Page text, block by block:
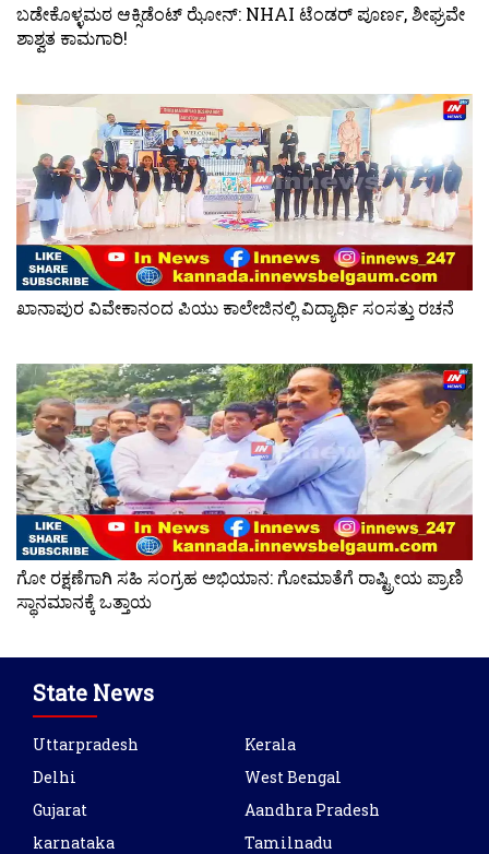
ಬಡೇಕೊಳ್ಳಮಠ ಆಕ್ಸಿಡೆಂಟ್ ಝೋನ್: NHAI ಟೆಂಡರ್ ಪೂರ್ಣ, ಶೀಘ್ರವೇ
ಶಾಶ್ವತ ಕಾಮಗಾರಿ!
ಖಾನಾಪುರ ವಿವೇಕಾನಂದ ಪಿಯು ಕಾಲೇಜಿನಲ್ಲಿ ವಿದ್ಯಾರ್ಥಿ ಸಂಸತ್ತು ರಚನೆ
ಗೋ ರಕ್ಷಣೆಗಾಗಿ ಸಹಿ ಸಂಗ್ರಹ ಅಭಿಯಾನ: ಗೋಮಾತೆಗೆ ರಾಷ್ಟ್ರೀಯ ಪ್ರಾಣಿ
ಸ್ಥಾನಮಾನಕ್ಕೆ ಒತ್ತಾಯ
State News
Uttarpradesh
Delhi
Gujarat
karnataka
Kerala
West Bengal
Aandhra Pradesh
Tamilnadu